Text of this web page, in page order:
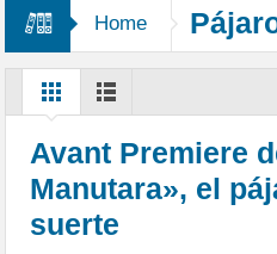
Home
Avant Premiere
Manutara», el
suerte